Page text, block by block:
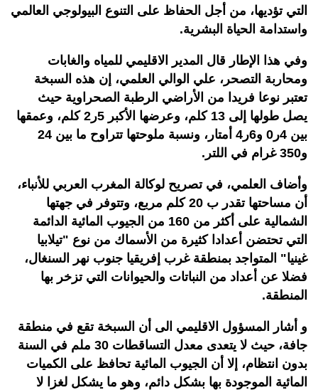
التي تؤديها، من أجل الحفاظ على التنوع البيولوجي العالمي
واستدامة الحياة البشرية.
وفي هذا الإطار قال المدير الاقليمي للمياه والغابات
ومحاربة التصحر، علي الوالي العلمي، إن هذه السبخة
تعتبر نوعا فريدا من الأراضي الرطبة الصحراوية حيث
يصل طولها إلى 13 كلم، وعرضها الأكبر 5ر2 كلم، وعمقها
بين 4ر0 و6ر4 أمتار، ونسبة ملوحتها تتراوح ما بين 24
و350 غرام في اللتر.
وأضاف العلمي، في تصريح لوكالة المغرب العربي للأنباء،
أن مساحتها تقدر ب 20 كلم مربع، وتتوفر في جهتها
الشمالية على أكثر من 160 من الجيوب المائية الدائمة
التي تحتضن أعدادا كثيرة من الأسماك من نوع "تيلابيا
غينيا" المتواجد بمنطقة غرب إفريقيا جنوب نهر السنغال،
فضلا عن أعداد من النباتات والحيوانات التي تزخر بها
المنطقة.
و أشار المسؤول الاقليمي الى أن السبخة تقع في منطقة
جافة، حيث لا يتعدى معدل التساقطات 30 ملم في السنة
بدون انتظام، إلا أن الجيوب المائية تحافظ على الكميات
المائية الموجودة بها بشكل دائم، وهو ما يشكل لغزا لا